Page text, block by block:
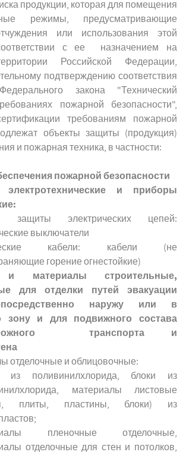
продукции, которая для помещения
режимы, предусматривающие
или использования этой
с ее назначением на
Российской Федерации,
подтверждению соответствия
закона "Технический
пожарной безопасности",
требованиям пожарной
объекты защиты (продукция)
и пожарная техника, в частности:
пожарной безопасности
электротехнические и приборы
защиты электрических цепей:
выключатели
кабели: кабели (не
горение огнестойкие)
и материалы строительные,
для отделки путей эвакуации
наружу или в
зону и для подвижного состава
транспорта и
отделочные и облицовочные:
из поливинилхлорида, блоки из
материалы листовые
плиты, пластины, блоки) из
пленочные отделочные,
отделочные для стен и потолков,